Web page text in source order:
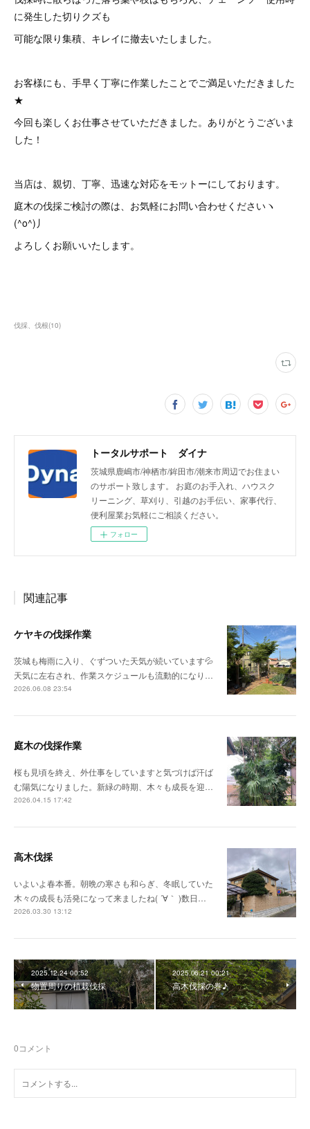
に発生した切りクズも
可能な限り集積、キレイに撤去いたしました。
お客様にも、手早く丁寧に作業したことでご満足いただきました
★
今回も楽しくお仕事させていただきました。ありがとうございま
した！
当店は、親切、丁寧、迅速な対応をモットーにしております。
庭木の伐採ご検討の際は、お気軽にお問い合わせくださいヽ
(^o^)丿
よろしくお願いいたします。
伐採、伐根(10)
トータルサポート ダイナ
茨城県鹿嶋市/神栖市/鉾田市/潮来市周辺でお住まい
のサポート致します。 お庭のお手入れ、ハウスク
リーニング、草刈り、引越のお手伝い、家事代行、
便利屋業お気軽にご相談ください。
フォロー
関連記事
ケヤキの伐採作業
茨城も梅雨に入り、ぐずついた天気が続いています💦
天気に左右され、作業スケジュールも流動的になり…
2026.06.08 23:54
庭木の伐採作業
桜も見頃を終え、外仕事をしていますと気づけば汗ば
む陽気になりました。新緑の時期、木々も成長を迎…
2026.04.15 17:42
高木伐採
いよいよ春本番。朝晩の寒さも和らぎ、冬眠していた
木々の成長も活発になって来ましたね( ´∀｀ )数日…
2026.03.30 13:12
2025.12.24 00:52
物置周りの植栽伐採
2025.06.21 00:21
高木伐採の巻♪
0コメント